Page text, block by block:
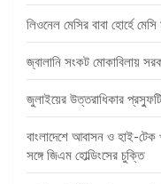
লিওনেল মেসির বাবা হোর্হে মেসি
জ্বালানি সংকট মোকাবিলায়
জুলাইয়ের উত্তরাধিকার
বাংলাদেশে আবাসন ও হাই-টেক
সঙ্গে জিএম হোল্ডিংসের চুক্তি